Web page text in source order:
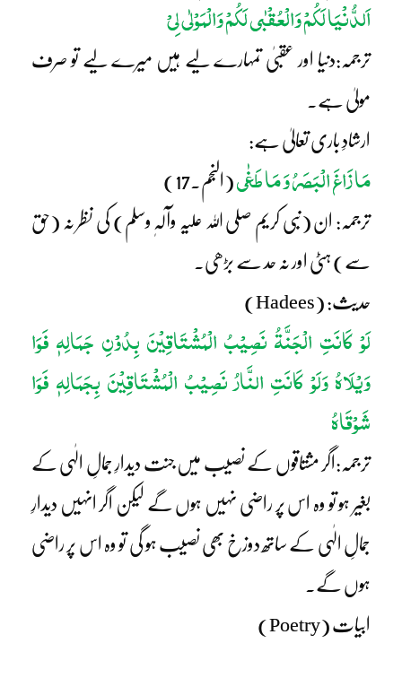
اَلدُّنْیَا لَکُمْ وَالْعُقْبٰی لَکُمْ وَالْمَوْلٰی لِیْ
ترجمہ:دنیا اور عقبیٰ تمہارے لیے ہیں میرے لیے تو صرف
مولیٰ ہے۔
ارشادِ باری تعالیٰ ہے:
مَا زَاغَ الْبَصَرُ وَ مَا طَغٰی (النجم۔17)
ترجمہ: ان (نبی کریم صلی اللہ علیہ وآلہٖ وسلم) کی نظر نہ (حق
سے) ہٹی اور نہ حد سے بڑھی۔
حدیث: (Hadees)
لَوْ کَانَتِ الْجَنَّۃُ نَصِیْبُ الْمُشْتَاقِیْنَ بِدُوْنِ جَمَالِہٖ فَوَا
وَیْلَاہُ وَلَوْ کَانَتِ النَّارُ نَصِیْبُ الْمُشْتَاقِیْنَ بِجَمَالِہٖ فَوَا
شَوْقَاہُ
ترجمہ:اگر مشتاقوں کے نصیب میں جنت دیدارِ جمالِ الٰہی کے
بغیر ہو تو وہ اس پر راضی نہیں ہوں گے لیکن اگر انہیں دیدارِ
جمالِ الٰہی کے ساتھ دوزخ بھی نصیب ہو گی تو وہ اس پر راضی
ہوں گے۔
ابیات (Poetry)